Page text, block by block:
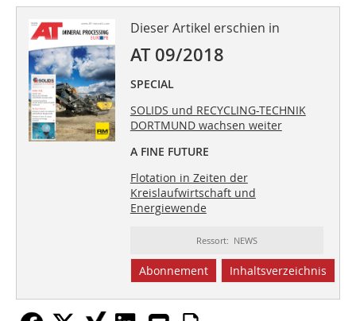
Dieser Artikel erschien in
AT 09/2018
SPECIAL
SOLIDS und RECYCLING-TECHNIK
DORTMUND wachsen weiter
A FINE FUTURE
Flotation in Zeiten der
Kreislaufwirtschaft und
Energiewende
Ressort: NEWS
Abonnement Inhaltsverzeichnis